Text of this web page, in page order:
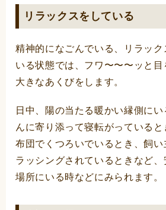
リラックスをしている
精神的になごんでいる、リラック
いる状態では、フワ〜〜〜ッと目
大きなあくびをします。
日中、陽の当たる暖かい縁側にい
んに寄り添って寝転がっている
布団でくつろいでいるとき、飼
ラッシングされているときなど、
場所にいる時などにみられます。